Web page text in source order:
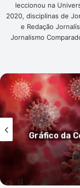
leccionou na
2020, disciplinas de
e Redação
Jornalismo
Casos de